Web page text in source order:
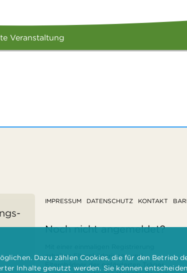
Veranstaltung
IMPRESSUM DATENSCHUTZ KONTAKT
Noch nicht angemeldet?
erhalten Elternbilderinnen und
Elternbildner der geförderten Träger
Dazu zählen Cookies, die für den Betrieb
Inhalte genutzt werden. Sie können